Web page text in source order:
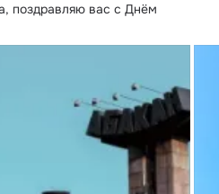
поздравляю вас с Днём